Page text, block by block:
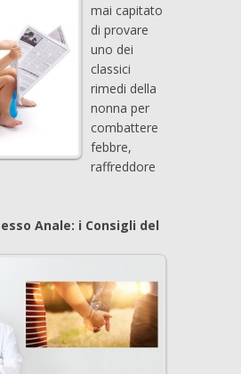
mai capitato
di provare
uno dei
classici
rimedi della
nonna per
combattere
febbre,
raffreddore
Anale: i Consigli del